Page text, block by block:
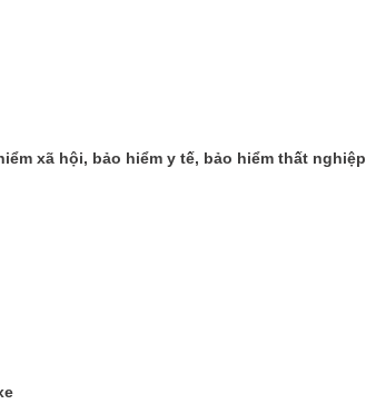
xã hội, bảo hiểm y tế, bảo hiểm thất nghiệp